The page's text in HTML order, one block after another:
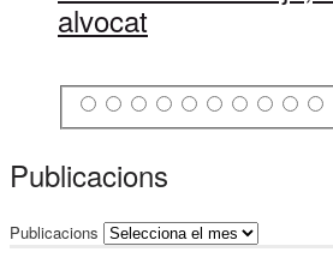
alvocat
Publicacions
Publicacions